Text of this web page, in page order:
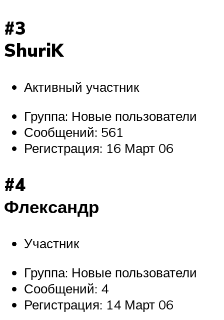
#3
ShuriK
Активный участник
Группа: Новые пользователи
Сообщений: 561
Регистрация: 16 Март 06
#4
Флександр
Участник
Группа: Новые пользователи
Сообщений: 4
Регистрация: 14 Март 06